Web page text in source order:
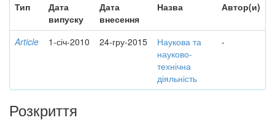
Тип
Дата
випуску
Дата
внесення
Назва Автор(и)
Article 1-січ-2010 24-гру-2015
Наукова та
науково-
технічна
діяльність
-
Розкриття